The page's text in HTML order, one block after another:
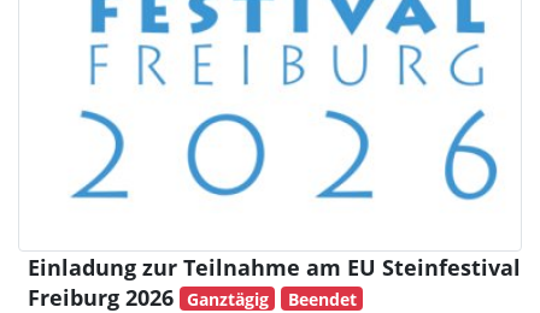
Einladung zur Teilnahme am EU Steinfestival
Freiburg 2026 Ganztägig Beendet